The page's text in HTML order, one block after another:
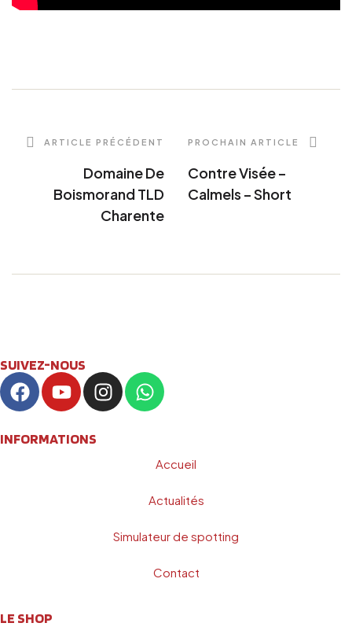
ARTICLE PRÉCÉDENT
Domaine De
Boismorand TLD
Charente
PROCHAIN ARTICLE
Contre Visée –
Calmels – Short
SUIVEZ-NOUS
INFORMATIONS
Accueil
Actualités
Simulateur de spotting
Contact
LE SHOP